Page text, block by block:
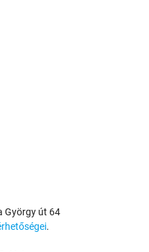
György út 64
.